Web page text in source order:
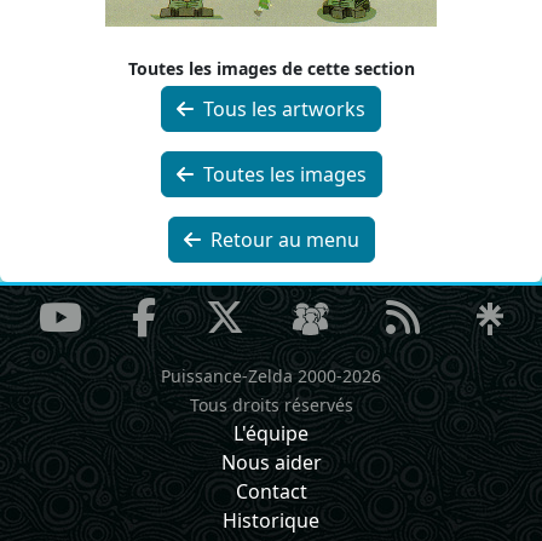
Toutes les images de cette section
Tous les artworks
Toutes les images
Retour au menu
Puissance-Zelda 2000-2026
Tous droits réservés
L'équipe
Nous aider
Contact
Historique